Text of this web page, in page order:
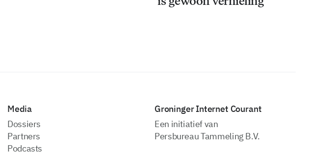
Media
dossiers
partners
podcasts
Groninger Internet Courant
Een initiatief van
Persbureau Tammeling B.V.